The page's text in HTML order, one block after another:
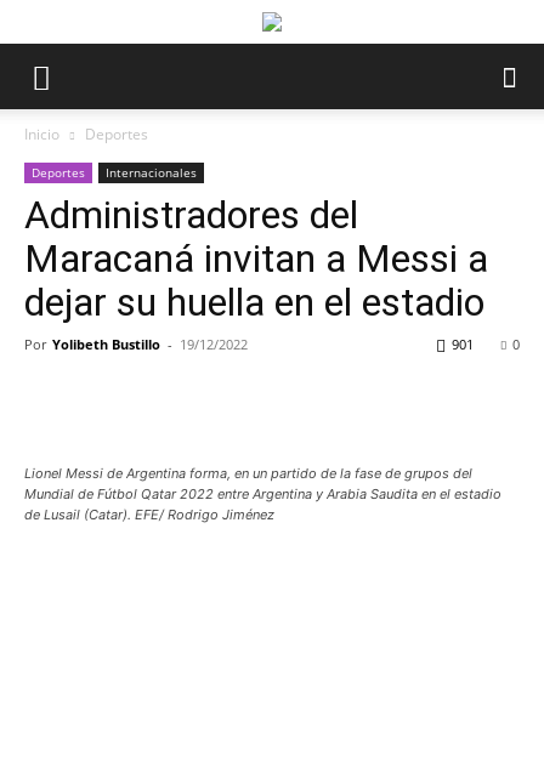
Inicio Deportes
Deportes Internacionales
Administradores del
Maracaná invitan a Messi a
dejar su huella en el estadio
Por Yolibeth Bustillo - 19/12/2022 0
901
Lionel Messi de Argentina forma, en un partido de la fase de grupos del
Mundial de Fútbol Qatar 2022 entre Argentina y Arabia Saudita en el estadio
de Lusail (Catar). EFE/ Rodrigo Jiménez